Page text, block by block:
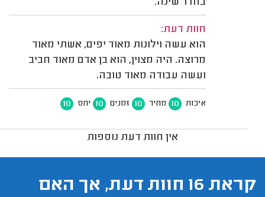
בחדר שינה.
חוות דעת:
הוא עשה וילונות מאוד יפים, אשתי מאוד
מרוצה. היה מצוין, הוא בן אדם מאוד חביב
ועשה עבודה מאוד טובה.
איכות 10 מחיר 10 זמנים 10 יחס 10
אין חוות דעת נוספות
קראת 16 חוות דעת, אך האם